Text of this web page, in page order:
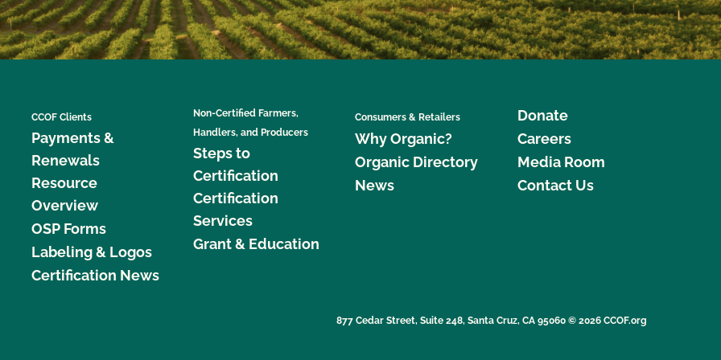
CCOF Clients
Payments &
Renewals
Resource
Overview
OSP Forms
Labeling & Logos
Certification News
Non-Certified Farmers,
Handlers, and Producers
Steps to
Certification
Certification
Services
Grant & Education
Consumers & Retailers
Why Organic?
Organic Directory
News
Donate
Careers
Media Room
Contact Us
877 Cedar Street, Suite 248, Santa Cruz, CA 95060 © 2026 CCOF.org